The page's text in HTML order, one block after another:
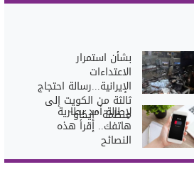
بشأن استمرار
الاعتداءات
الإيرانية...رسالة احتجاج
ثالثة من الكويت إلى
منظمة "إيكاو"
لإطالة أمد بطارية
هاتفك.. إقرأ هذه
النصائح